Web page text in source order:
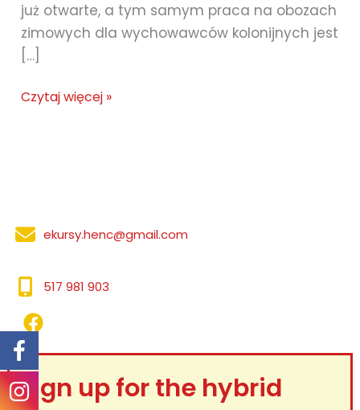
już otwarte, a tym samym praca na obozach
zimowych dla wychowawców kolonijnych jest
[…]
Sezon
na
zimowych
Czytaj więcej »
ekursy.henc@gmail.com
517 981 903
Sign up for the hybrid